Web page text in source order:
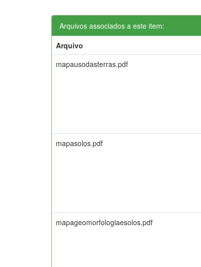
Arquivos associados a este item:
Arquivo
mapausodasterras.pdf
mapasolos.pdf
mapageomorfologiaesolos.pdf